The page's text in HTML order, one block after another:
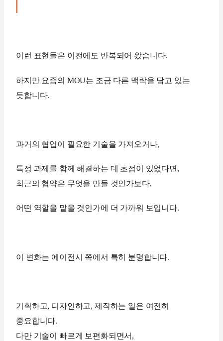
이런 표현들은 이전에도 반복되어 왔습니다.
하지만 요즘의 MOU는 조금 다른 맥락을 담고 있는
듯합니다.
과거의 협업이 필요한 기술을 가져오거나,
특정 과제를 함께 해결하는 데 초점이 있었다면,
최근의 협약은 무엇을 만들 것인가보다,
어떤 역할을 맡을 것인가에 더 가까워 보입니다.
이 변화는 에이전시 쪽에서 특히 분명합니다.
기획하고, 디자인하고, 제작하는 일은 여전히
중요합니다.
다만 기술이 빠르게 보편화되면서,